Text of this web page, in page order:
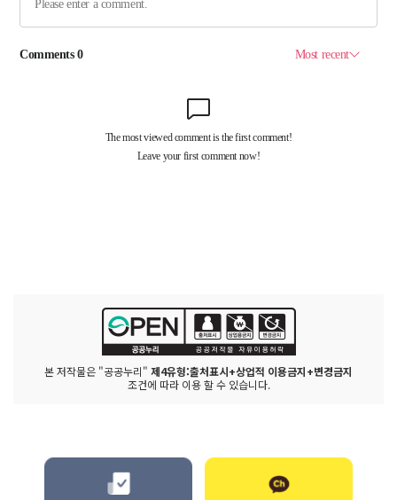
본 저작물은 "공공누리" 제4유형:출처표시+상업적 이용금지+변경금지
조건에 따라 이용 할 수 있습니다.